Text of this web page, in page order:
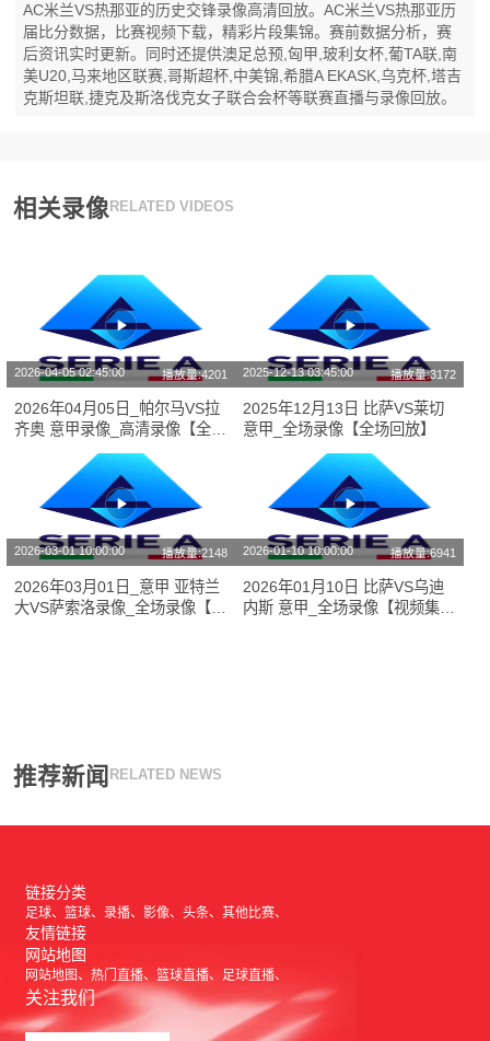
AC米兰VS热那亚的历史交锋录像高清回放。AC米兰VS热那亚历
届比分数据，比赛视频下载，精彩片段集锦。赛前数据分析，赛
后资讯实时更新。同时还提供澳足总预,匈甲,玻利女杯,葡TA联,南
美U20,马来地区联赛,哥斯超杯,中美锦,希腊A EKASK,乌克杯,塔吉
克斯坦联,捷克及斯洛伐克女子联合会杯等联赛直播与录像回放。
相关录像 RELATED VIDEOS
2026-04-05 02:45:00 播放量:4201
2026年04月05日_帕尔马VS拉
齐奥 意甲录像_高清录像【全场
2025-12-13 03:45:00 播放量:3172
2025年12月13日 比萨VS莱切
意甲_全场录像【全场回放】
2026-03-01 10:00:00 播放量:2148
2026年03月01日_意甲 亚特兰
大VS萨索洛录像_全场录像【高
2026-01-10 10:00:00 播放量:6941
2026年01月10日 比萨VS乌迪
内斯 意甲_全场录像【视频集
推荐新闻 RELATED NEWS
链接分类
足球 篮球 录播 影像 头条 其他比赛
友情链接
网站地图
网站地图 热门直播 篮球直播 足球直播
关注我们